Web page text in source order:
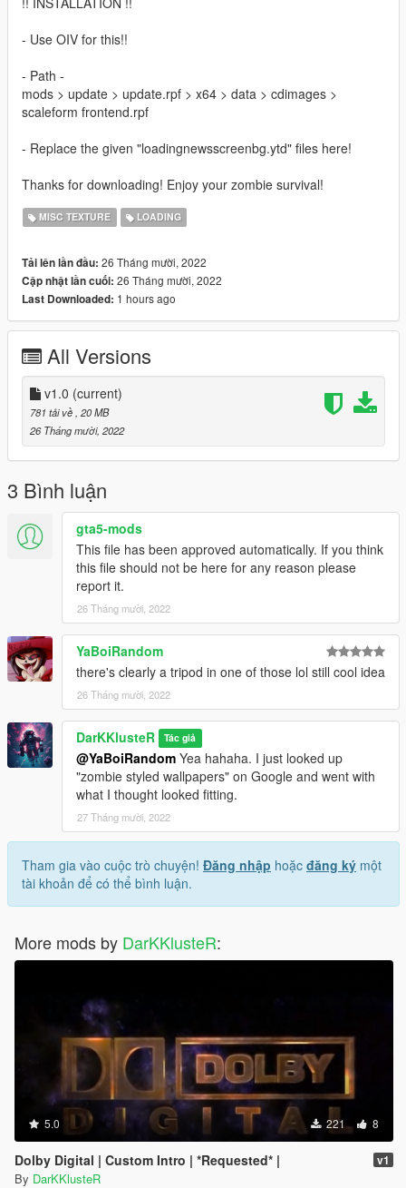
- Use OIV for this!!
- Path -
mods > update > update.rpf > x64 > data > cdimages >
scaleform frontend.rpf
- Replace the given "loadingnewsscreenbg.ytd" files here!
Thanks for downloading! Enjoy your zombie survival!
MISC TEXTURE LOADING
Tải lên lần đầu: 26 Tháng mười, 2022
Cập nhật lần cuối: 26 Tháng mười, 2022
Last Downloaded: 1 hours ago
All Versions
v1.0 (current)
781 tải về , 20 MB
26 Tháng mười, 2022
3 Bình luận
gta5-mods
This file has been approved automatically. If you think
this file should not be here for any reason please
report it.
26 Tháng mười, 2022
YaBoiRandom
there's clearly a tripod in one of those lol still cool idea
26 Tháng mười, 2022
DarKKlusteR Tác giả
@YaBoiRandom Yea hahaha. I just looked up
"zombie styled wallpapers" on Google and went with
what I thought looked fitting.
27 Tháng mười, 2022
Tham gia vào cuộc trò chuyện! Đăng nhập hoặc đăng ký một
tài khoản để có thể bình luận.
More mods by DarKKlusteR:
5.0 221 8
Dolby Digital | Custom Intro | *Requested* | v1
By DarKKlusteR